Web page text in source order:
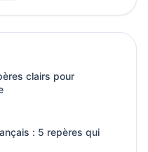
clairs pour
: 5 repères qui